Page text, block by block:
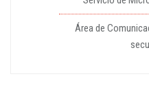
Área de